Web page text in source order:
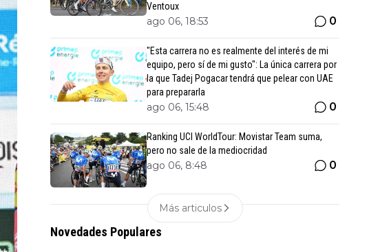
Ventoux
ago 06, 18:53 0
"Esta carrera no es realmente del interés de mi
equipo, pero sí de mi gusto": La única carrera por
la que Tadej Pogacar tendrá que pelear con UAE
para prepararla
ago 06, 15:48 0
Ranking UCI WorldTour: Movistar Team suma,
pero no sale de la mediocridad
ago 06, 8:48 0
Más articulos
Novedades Populares